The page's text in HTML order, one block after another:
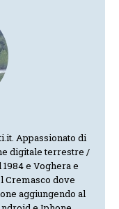
Appassionato di
digitale terrestre /
e Voghera e
Cremasco dove
aggiungendo al